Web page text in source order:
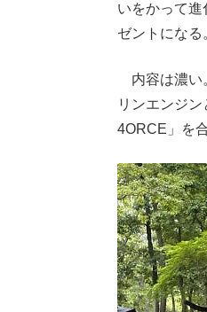
いをかって
ゼントになる
内容は濃い
リンエンジ
4ORCE」を